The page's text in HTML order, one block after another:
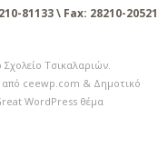
81133 \ Fax: 28210-20521
Σχολείο Τσικαλαριών
ceewp.com & Δημοτικό
WordPress θέμα